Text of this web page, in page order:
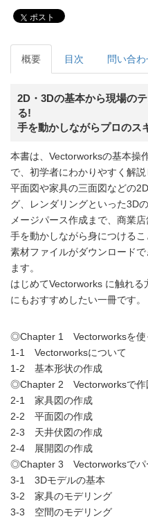
ポスト
概要 目次 問い合わ
2D・3Dの基本から現場の
る!
手を動かしながらプロのス
本書は、Vectorworksの基本操
で、初学者にわかりやすく解説
平面図や家具の三面図などの
グ、レンダリングといった3D
メージパース作成まで、商業
手を動かしながら身につけるこ
素材ファイルがダウンロード
ます。
はじめてVectorworks に触れ
にもおすすめしたい一冊です。
◎Chapter 1 Vectorworksを使
1-1 Vectorworksについて
1-2 基本形状の作成
◎Chapter 2 Vectorworksで作
2-1 家具図の作成
2-2 平面図の作成
2-3 天井伏図の作成
2-4 展開図の作成
◎Chapter 3 Vectorworksでパ
3-1 3Dモデルの基本
3-2 家具のモデリング
3-3 空間のモデリング